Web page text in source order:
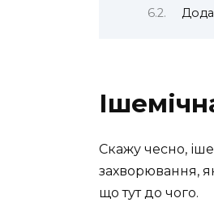
Скажу чесно,
захворювання,
що тут до чого.